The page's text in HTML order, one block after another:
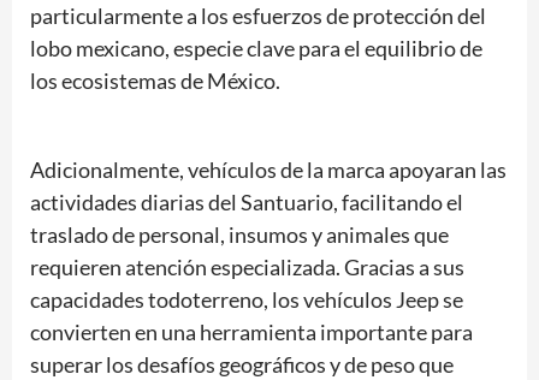
particularmente a los esfuerzos de protección del
lobo mexicano, especie clave para el equilibrio de
los ecosistemas de México.
Adicionalmente, vehículos de la marca apoyaran las
actividades diarias del Santuario, facilitando el
traslado de personal, insumos y animales que
requieren atención especializada. Gracias a sus
capacidades todoterreno, los vehículos Jeep se
convierten en una herramienta importante para
superar los desafíos geográficos y de peso que